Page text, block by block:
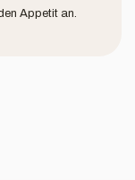
Appetit an.